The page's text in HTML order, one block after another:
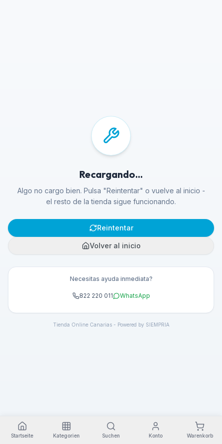
Recargando...
Algo no cargo bien. Pulsa "Reintentar" o vuelve al inicio -
el resto de la tienda sigue funcionando.
Reintentar
Volver al inicio
Necesitas ayuda inmediata?
822 220 011 WhatsApp
Tienda Online Canarias - Powered by SIEMPRIA
Startseite Kategorien Suchen Konto Warenkorb